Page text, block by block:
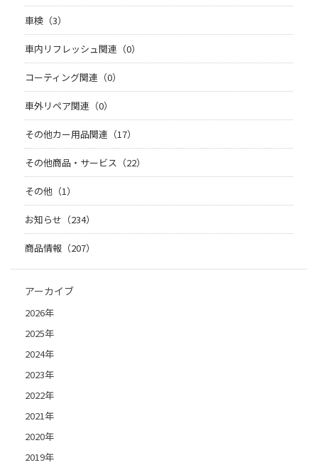
車検（3）
車内リフレッシュ関連（0）
コーティング関連（0）
車外リペア関連（0）
その他カー用品関連（17）
その他商品・サービス（22）
その他（1）
お知らせ（234）
商品情報（207）
アーカイブ
2026年
2025年
2024年
2023年
2022年
2021年
2020年
2019年